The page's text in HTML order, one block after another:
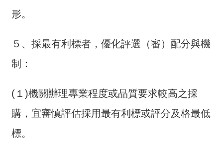
資
開
宣
保
有
管
形。
５、採最有利標者，優化評選（審）配分與機
制：
(１)機關辦理專業程度或品質要求較高之採
購，宜審慎評估採用最有利標或評分及格最低
標。